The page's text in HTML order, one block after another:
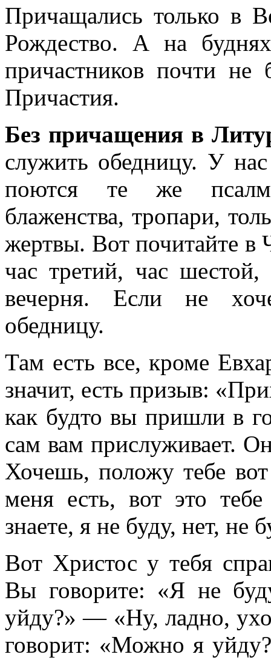
Причащались только в
Рождество. А на
причастников почти
Причастия.
Без причащения в
служить обедницу. У
поются те же
блаженства, тропари,
жертвы. Вот почитайте в
час третий, час
вечерня. Если не
обедницу.
Там есть все, кроме
значит, есть призыв:
как будто вы пришли в
сам вам прислуживает.
Хочешь, положу тебе
меня есть, вот это
знаете, я не буду, нет, не
Вот Христос у тебя
Вы говорите: «Я не
уйду?» — «Ну, ладно,
говорит: «Можно я